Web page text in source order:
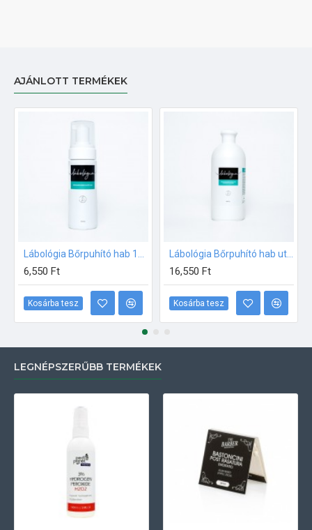
AJÁNLOTT TERMÉKEK
6,550 Ft
Kosárba tesz
16,550 Ft
Kosárba tesz
LEGNÉPSZERŰBB TERMÉKEK